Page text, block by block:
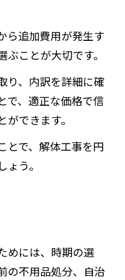
ら追加費用が発生す
ことが大切です。
り、内訳を詳細に確
で、適正な価格で信
できます。
とで、解体工事を円
う。
めには、時期の選
の不用品処分、自治